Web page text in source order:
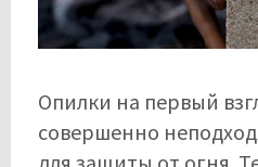
Опилки на первый
совершенно